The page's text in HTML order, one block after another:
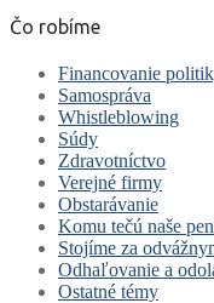
Čo robíme
Financovanie
Samospráva
Whistleblowing
Súdy
Zdravotníctvo
Verejné firmy
Obstarávanie
Komu tečú naše
Stojíme za
Odhaľovanie a
Ostatné témy